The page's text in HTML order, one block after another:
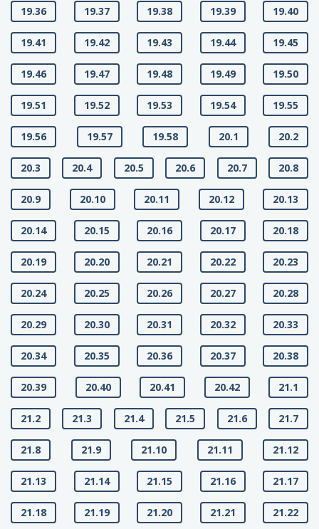
19.36 19.37 19.38 19.39 19.40
19.41 19.42 19.43 19.44 19.45
19.46 19.47 19.48 19.49 19.50
19.51 19.52 19.53 19.54 19.55
19.56 19.57 19.58 20.1 20.2
20.3 20.4 20.5 20.6 20.7 20.8
20.9 20.10 20.11 20.12 20.13
20.14 20.15 20.16 20.17 20.18
20.19 20.20 20.21 20.22 20.23
20.24 20.25 20.26 20.27 20.28
20.29 20.30 20.31 20.32 20.33
20.34 20.35 20.36 20.37 20.38
20.39 20.40 20.41 20.42 21.1
21.2 21.3 21.4 21.5 21.6 21.7
21.8 21.9 21.10 21.11 21.12
21.13 21.14 21.15 21.16 21.17
21.18 21.19 21.20 21.21 21.22